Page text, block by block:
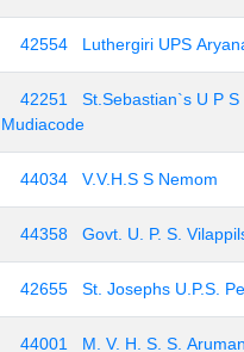
42554 Luthergiri UPS
42251 St.Sebastian`s U P S
Mudiacode
44034 V.V.H.S S Nemom
44358 Govt. U. P. S.
42655 St. Josephs U.P.S.
44001 M. V. H. S. S.